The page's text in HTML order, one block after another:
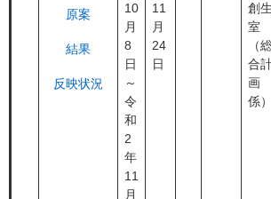
原案
結果
反映状況
10
月
8
日
～
令
和
2
年
11
月
11
月
24
日
創生
室
（
合
画
係）